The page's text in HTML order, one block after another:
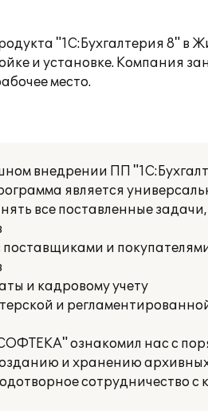
"1С:Бухгалтерия 8"
и установке. Компания
место.
внедрении ПП
является
все поставленные
поставщиками и
и кадровому учету
и
ознакомил нас с
и хранению
сотрудничество